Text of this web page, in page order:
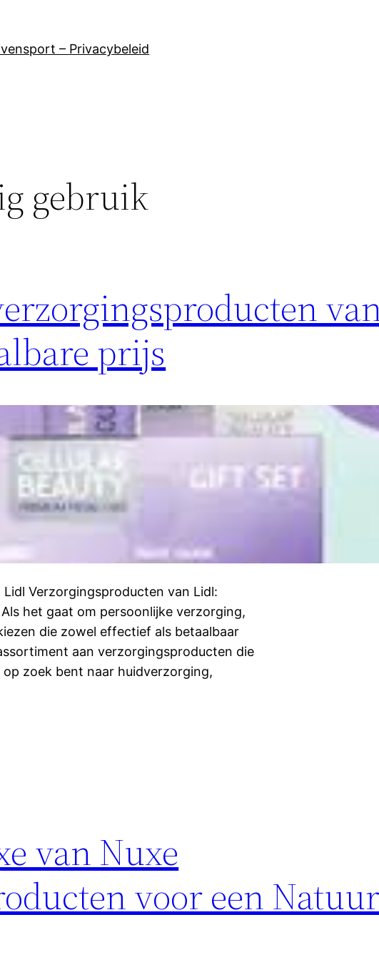
– Privacybeleid
gebruik
prijs
Verzorgingsproducten van Lidl:
het gaat om persoonlijke verzorging,
die zowel effectief als betaalbaar
aan verzorgingsproducten die
zoek bent naar huidverzorging,
van Nuxe
voor een